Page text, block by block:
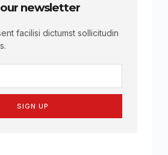
newsletter
facilisi dictumst sollicitudin
SIGN UP